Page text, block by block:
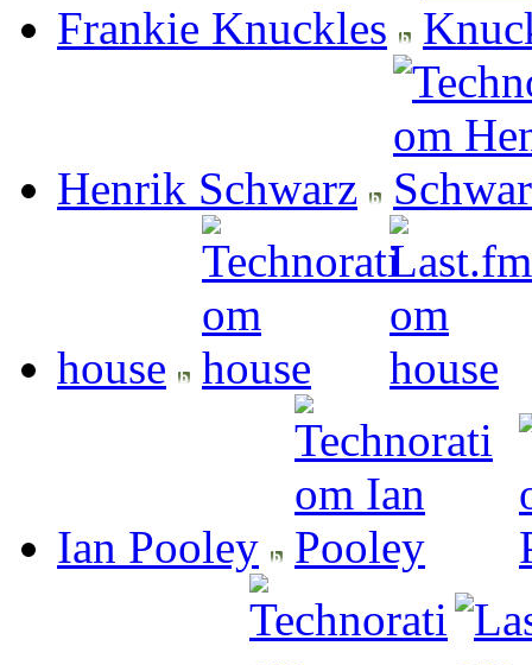
Frankie Knuckles
Henrik Schwarz
house
Ian Pooley